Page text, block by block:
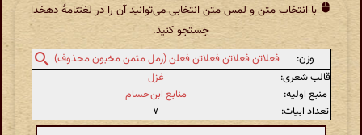
با انتخاب متن و لمس متن انتخابی می‌توانید آن را در لغتنامهٔ دهخدا
جستجو کنید.
وزن:
فعلاتن فعلاتن فعلاتن فعلن (رمل مثمن مخبون محذوف)
قالب شعری:
غزل
منبع اولیه:
منابع ابن‌حسام
تعداد ابیات:
۷